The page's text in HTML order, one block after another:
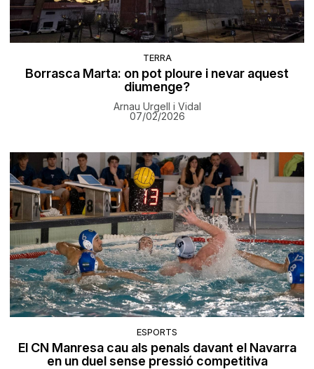
TERRA
Borrasca Marta: on pot ploure i nevar aquest
diumenge?
Arnau Urgell i Vidal
07/02/2026
ESPORTS
El CN Manresa cau als penals davant el Navarra
en un duel sense pressió competitiva